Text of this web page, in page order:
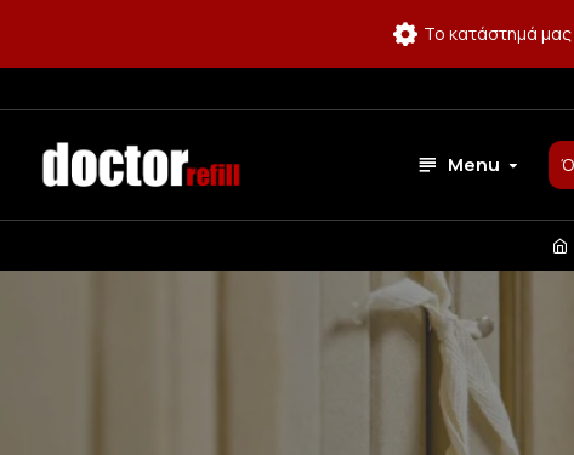
Το κατάστημά μας
Menu